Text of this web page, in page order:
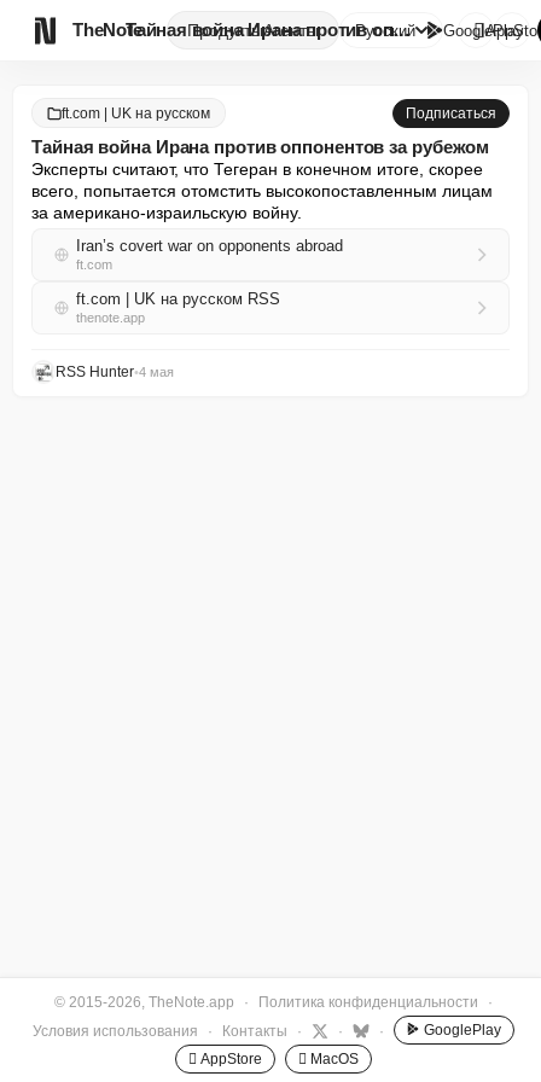
TheNote ПродуктыАгенты Тайная война Ирана против оппо...
Русский GooglePlay

ft.com | UK на русском Подписаться
Тайная война Ирана против оппонентов за рубежом
Эксперты считают, что Тегеран в конечном итоге, скорее
всего, попытается отомстить высокопоставленным лицам
за американо-израильскую войну.
Iran’s covert war on opponents abroad
ft.com
ft.com | UK на русском RSS
thenote.app
RSS Hunter•4 мая
© 2015-2026, TheNote.app · Политика конфиденциальности
·
Условия использования
· Контакты · · ·
GooglePlay
 AppStore
 MacOS